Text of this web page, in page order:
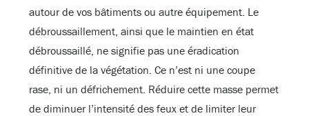
autour de vos bâtiments ou autre équipement. Le
débroussaillement, ainsi que le maintien en état
débroussaillé, ne signifie pas une éradication
définitive de la végétation. Ce n’est ni une coupe
rase, ni un défrichement. Réduire cette masse permet
de diminuer l’intensité des feux et de limiter leur